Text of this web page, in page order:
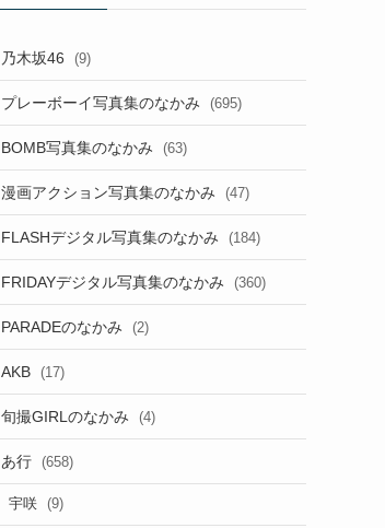
乃木坂46 (9)
プレーボーイ写真集のなかみ (695)
BOMB写真集のなかみ (63)
漫画アクション写真集のなかみ (47)
FLASHデジタル写真集のなかみ (184)
FRIDAYデジタル写真集のなかみ (360)
PARADEのなかみ (2)
AKB (17)
旬撮GIRLのなかみ (4)
あ行 (658)
宇咲 (9)